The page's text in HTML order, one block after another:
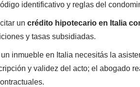
identificativo y reglas del
un crédito hipotecario en Italia
y tasas subsidiadas.
inmueble en Italia necesitás la
y validez del acto; el abogado